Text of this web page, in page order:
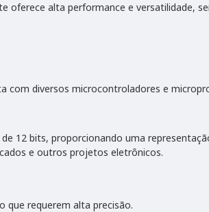
oferece alta performance e versatilidade,
com diversos microcontroladores e
12 bits, proporcionando uma
e outros projetos eletrônicos.
que requerem alta precisão.